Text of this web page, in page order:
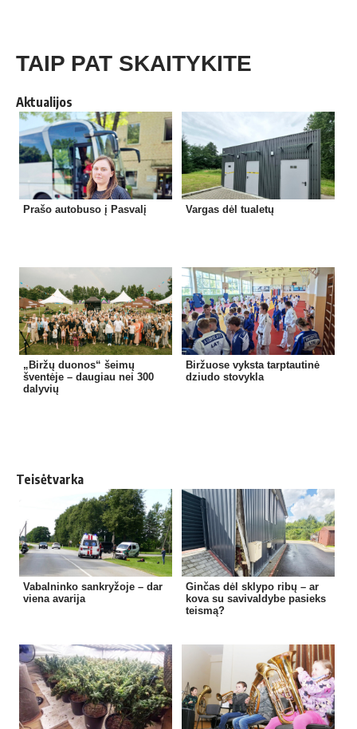
TAIP PAT SKAITYKITE
Aktualijos
Prašo autobuso į Pasvalį Vargas dėl tualetų
„Biržų duonos“ šeimų
šventėje – daugiau nei 300
dalyvių
Biržuose vyksta tarptautinė
dziudo stovykla
Teisėtvarka
Vabalninko sankryžoje – dar
viena avarija
Ginčas dėl sklypo ribų – ar
kova su savivaldybe pasieks
teismą?